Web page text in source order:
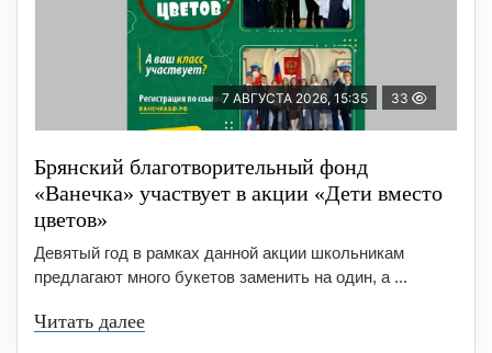
7 АВГУСТА 2026, 15:35 33
Брянский благотворительный фонд
«Ванечка» участвует в акции «Дети вместо
цветов»
Девятый год в рамках данной акции школьникам
предлагают много букетов заменить на один, а ...
Читать далее